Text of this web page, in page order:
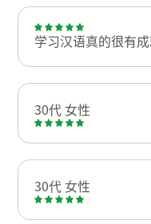
学习汉语真的很有成
30代 女性
30代 女性